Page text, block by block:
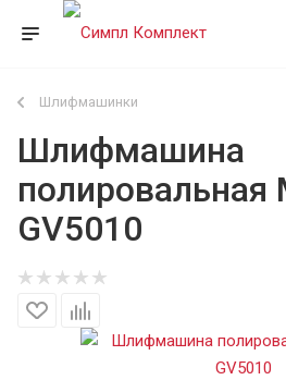
Шлифмашинки
Шлифмашина
полировальная
GV5010